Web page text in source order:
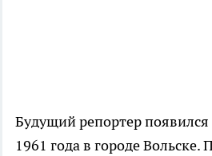
Будущий репортер появился
1961 года в городе Вольске.